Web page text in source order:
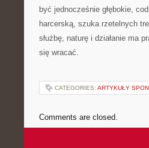
być jednocześnie głębokie,
harcerską, szuka rzetelnych
służbę, naturę i działanie ma
się wracać.
CATEGORIES: ARTYKUŁY
Comments are closed.